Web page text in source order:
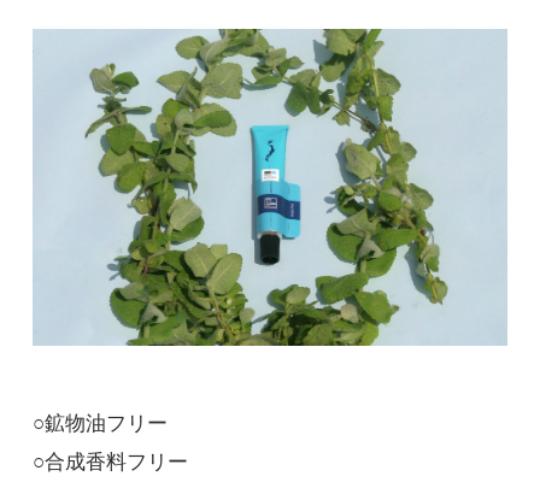
○鉱物油フリー
○合成香料フリー